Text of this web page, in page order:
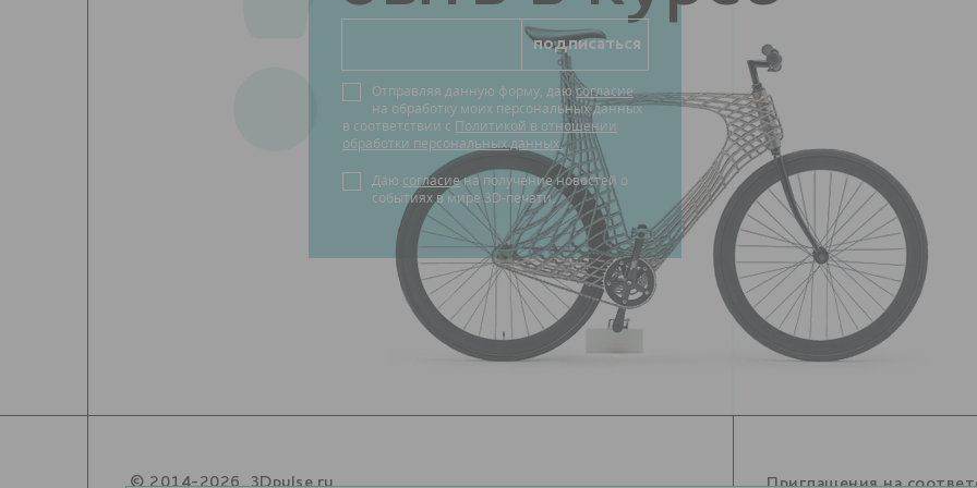
Отправляя данную форму, даюсогласие
на обработку моих персональных данных
в соответствии с Политикой в отношении
обработки персональных данных.
Даю согласиена получение новостей о
событиях в мире 3D-печати.
© 2014-2026. 3Dpulse.ru Приглашения на